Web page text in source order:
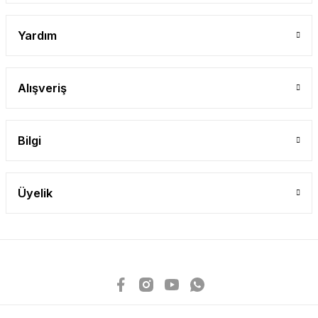
Yardım
Alışveriş
Bilgi
Üyelik